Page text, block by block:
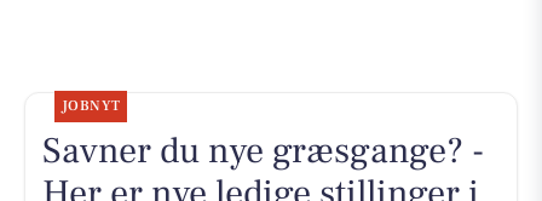
JOBNYT
Savner du nye græsgange? -